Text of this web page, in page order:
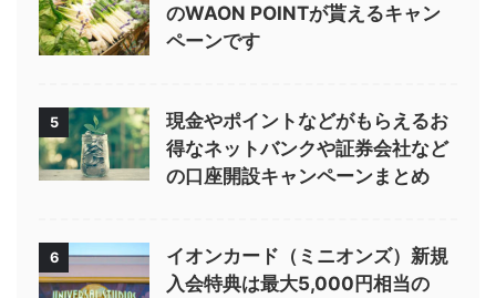
のWAON POINTが貰えるキャン
ペーンです
5
現金やポイントなどがもらえるお
得なネットバンクや証券会社など
の口座開設キャンペーンまとめ
6
イオンカード（ミニオンズ）新規
入会特典は最大5,000円相当の